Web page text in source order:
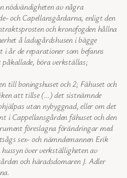
nödvändigheten av några
och Capellansgårdarna, enligt den
och kronofogden hållna
å ladugårdshusen i bägge
år de reparationer som befanns
böra verkställas;
till boningshuset och 2; Fähuset och
att tillse (…) det sistnämnde
utan nybyggnad, eller om det
i Cappellansgården fähuset och den
föreslagna förändringar med
sex- och nämndemannen Erik
över verkställigheten av
och häradsdomaren J. Adler